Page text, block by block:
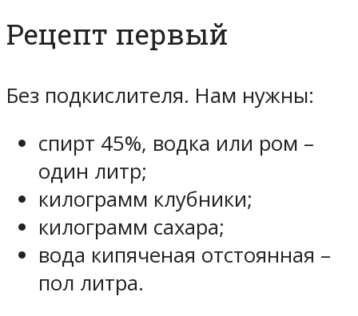
Рецепт первый
Без подкислителя. Нам нужны:
спирт 45%, водка или ром –
один литр;
килограмм клубники;
килограмм сахара;
вода кипяченая отстоянная –
пол литра.